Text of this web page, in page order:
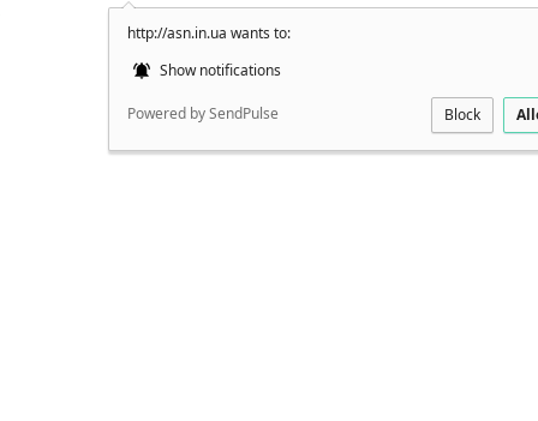
http://asn.in.ua wants to:
Show notifications
Powered by SendPulse Block